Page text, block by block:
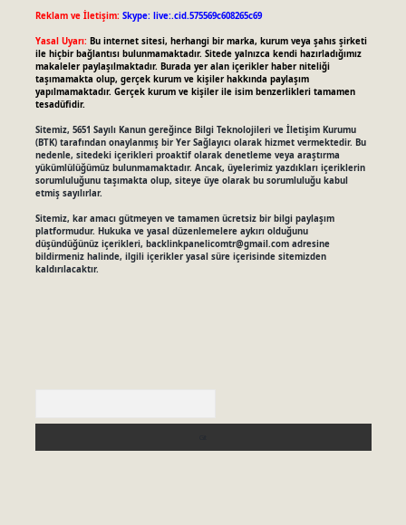
Reklam ve İletişim: Skype: live:.cid.575569c608265c69
Yasal Uyarı: Bu internet sitesi, herhangi bir marka, kurum veya şahıs şirketi
ile hiçbir bağlantısı bulunmamaktadır. Sitede yalnızca kendi hazırladığımız
makaleler paylaşılmaktadır. Burada yer alan içerikler haber niteliği
taşımamakta olup, gerçek kurum ve kişiler hakkında paylaşım
yapılmamaktadır. Gerçek kurum ve kişiler ile isim benzerlikleri tamamen
tesadüfidir.
Sitemiz, 5651 Sayılı Kanun gereğince Bilgi Teknolojileri ve İletişim Kurumu
(BTK) tarafından onaylanmış bir Yer Sağlayıcı olarak hizmet vermektedir. Bu
nedenle, sitedeki içerikleri proaktif olarak denetleme veya araştırma
yükümlülüğümüz bulunmamaktadır. Ancak, üyelerimiz yazdıkları içeriklerin
sorumluluğunu taşımakta olup, siteye üye olarak bu sorumluluğu kabul
etmiş sayılırlar.
Sitemiz, kar amacı gütmeyen ve tamamen ücretsiz bir bilgi paylaşım
platformudur. Hukuka ve yasal düzenlemelere aykırı olduğunu
düşündüğünüz içerikleri, backlinkpanelicomtr@gmail.comadresine
bildirmeniz halinde, ilgili içerikler yasal süre içerisinde sitemizden
kaldırılacaktır.